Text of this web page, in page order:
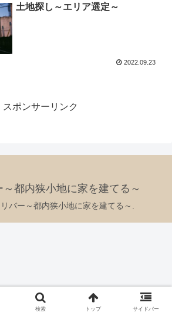
土地探し～エリア選定～
2022.09.23
スポンサーリンク
～都内狭小地に家を建てる～
バー～都内狭小地に家を建てる～.
検索 トップ サイドバー